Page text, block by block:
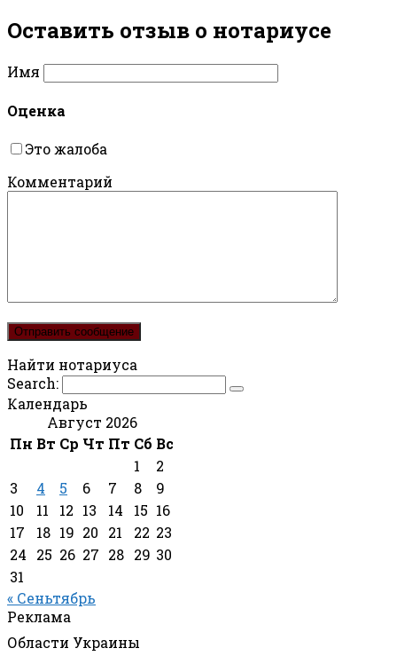
Оставить отзыв о нотариусe
Имя
Оценка
Это жалоба
Комментарий
Найти нотариуса
Search:
Календарь
Август 2026
Пн Вт Ср Чт Пт Сб Вс
1
2
3
4 5 6 7 8
9
10
11 12 13 14 15 16
17
18 19 20 21 22 23
24
25 26 27 28 29 30
31
« Сеньтябрь
Реклама
Области Украины